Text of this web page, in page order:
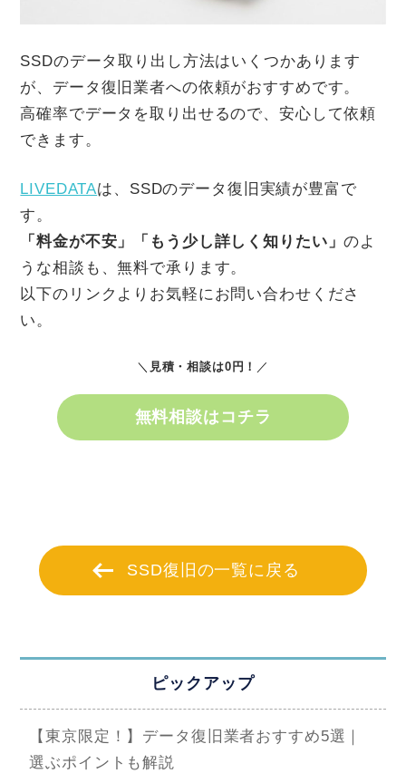
SSDのデータ取り出し方法はいくつかあります
が、データ復旧業者への依頼がおすすめです。
高確率でデータを取り出せるので、安心して依頼
できます。
LIVEDATAは、SSDのデータ復旧実績が豊富で
す。
「料金が不安」「もう少し詳しく知りたい」のよ
うな相談も、無料で承ります。
以下のリンクよりお気軽にお問い合わせくださ
い。
＼ 見積・相談は0円 ！ ／
無料相談はコチラ
SSD復旧の一覧に戻る
ピックアップ
【東京限定！】データ復旧業者おすすめ5選｜
選ぶポイントも解説